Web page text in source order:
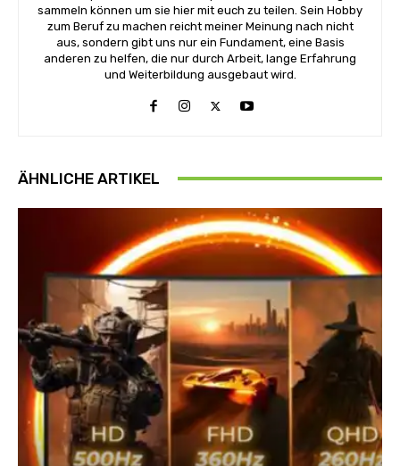
sammeln können um sie hier mit euch zu teilen. Sein Hobby
zum Beruf zu machen reicht meiner Meinung nach nicht
aus, sondern gibt uns nur ein Fundament, eine Basis
anderen zu helfen, die nur durch Arbeit, lange Erfahrung
und Weiterbildung ausgebaut wird.
ÄHNLICHE ARTIKEL